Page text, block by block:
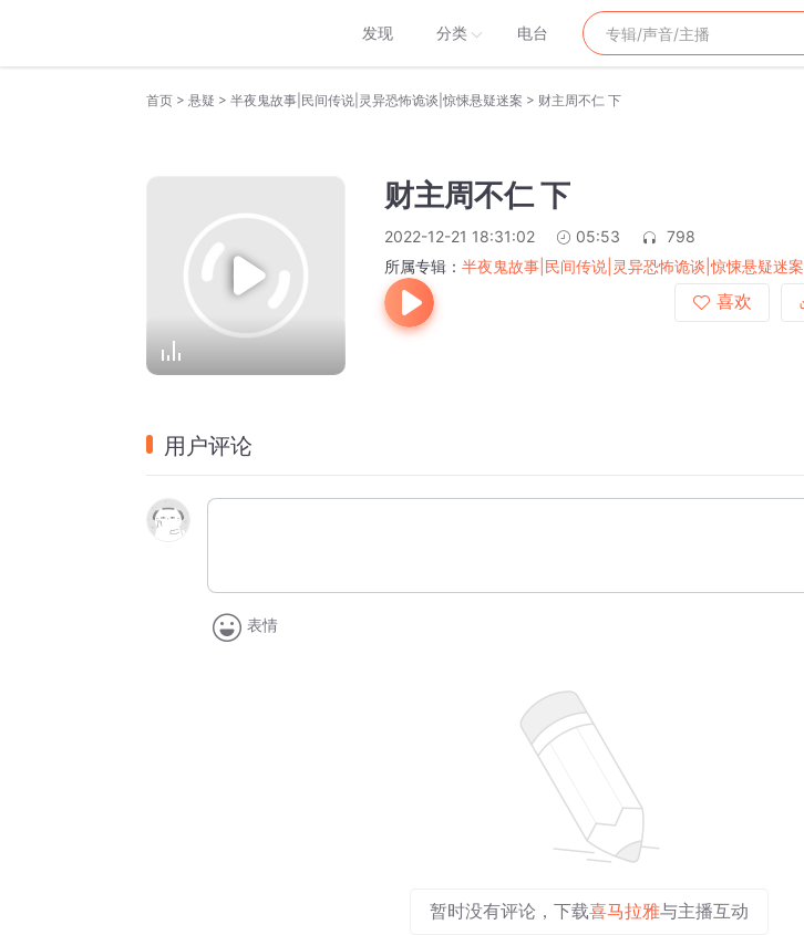
发现 分类 电台
首页 > 悬疑 > 半夜鬼故事|民间传说|灵异恐怖诡谈|惊悚悬疑迷案 > 财主周不仁 下
财主周不仁 下
2022-12-21 18:31:02 05:53
798
所属专辑： 半夜鬼故事|民间传说|灵异恐怖诡谈|惊悚悬疑迷案
喜欢
用户评论
表情
暂时没有评论，下载喜马拉雅与主播互动